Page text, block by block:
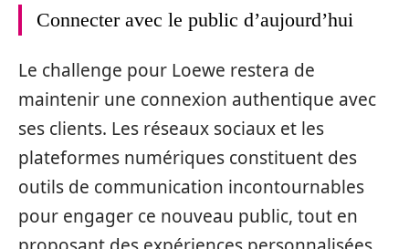
Connecter avec le public d’aujourd’hui
Le challenge pour Loewe restera de
maintenir une connexion authentique avec
ses clients. Les réseaux sociaux et les
plateformes numériques constituent des
outils de communication incontournables
pour engager ce nouveau public, tout en